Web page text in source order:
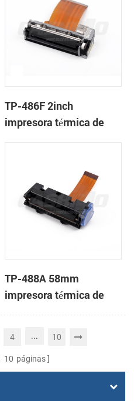
TP-486F 2inch
impresora térmica de
TP-488A 58mm
impresora térmica de
cabeza
4 ... 10
10 páginas